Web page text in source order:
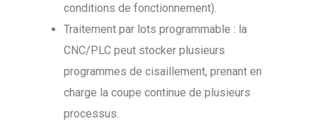
conditions de fonctionnement).
Traitement par lots programmable : la
CNC/PLC peut stocker plusieurs
programmes de cisaillement, prenant en
charge la coupe continue de plusieurs
processus.